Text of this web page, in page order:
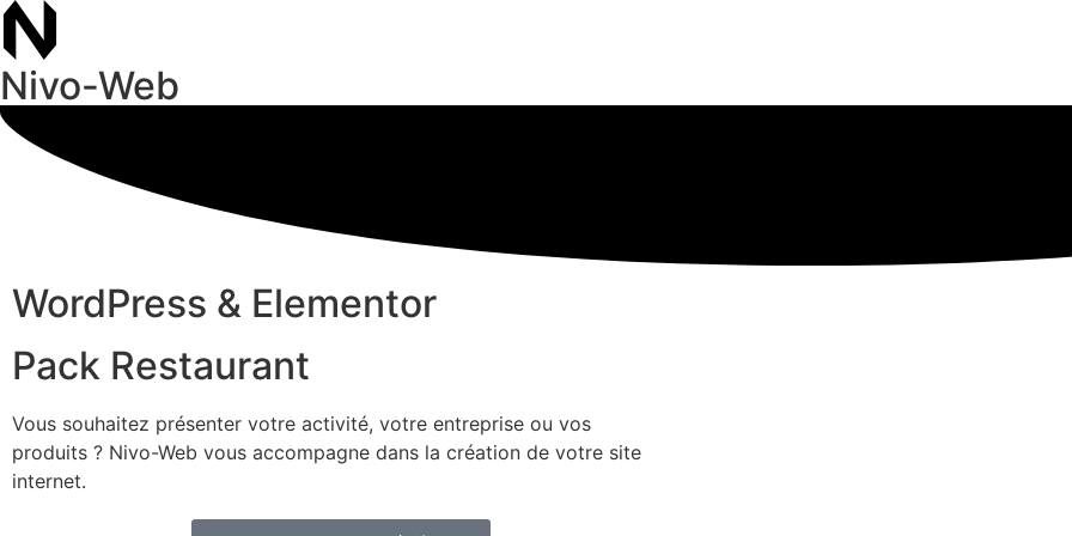
Nivo-Web
WordPress & Elementor
Pack Restaurant
Vous souhaitez présenter votre activité, votre entreprise ou vos
produits ? Nivo-Web vous accompagne dans la création de votre site
internet.